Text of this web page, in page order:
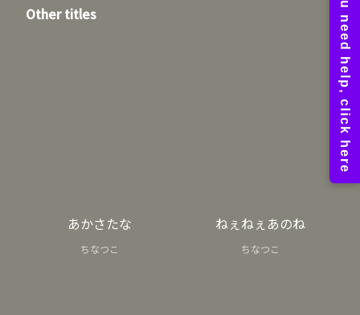
Other titles
あかさたな
ちなつこ
ねぇねぇあのね
ちなつこ